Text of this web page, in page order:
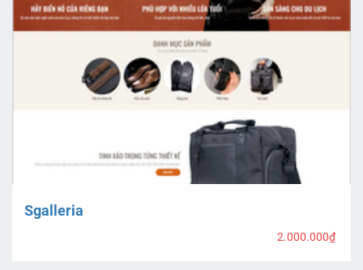
Sgalleria
2.000.000₫